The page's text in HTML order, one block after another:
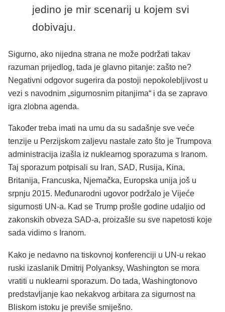
jedino je mir scenarij u kojem svi
dobivaju.
Sigurno, ako nijedna strana ne može podržati takav
razuman prijedlog, tada je glavno pitanje: zašto ne?
Negativni odgovor sugerira da postoji nepokolebljivost u
vezi s navodnim „sigurnosnim pitanjima“ i da se zapravo
igra zlobna agenda.
Također treba imati na umu da su sadašnje sve veće
tenzije u Perzijskom zaljevu nastale zato što je Trumpova
administracija izašla iz nuklearnog sporazuma s Iranom.
Taj sporazum potpisali su Iran, SAD, Rusija, Kina,
Britanija, Francuska, Njemačka, Europska unija još u
srpnju 2015. Međunarodni ugovor podržalo je Vijeće
sigurnosti UN-a. Kad se Trump prošle godine udaljio od
zakonskih obveza SAD-a, proizašle su sve napetosti koje
sada vidimo s Iranom.
Kako je nedavno na tiskovnoj konferenciji u UN-u rekao
ruski izaslanik Dmitrij Polyanksy, Washington se mora
vratiti u nuklearni sporazum. Do tada, Washingtonovo
predstavljanje kao nekakvog arbitara za sigurnost na
Bliskom istoku je previše smiješno.